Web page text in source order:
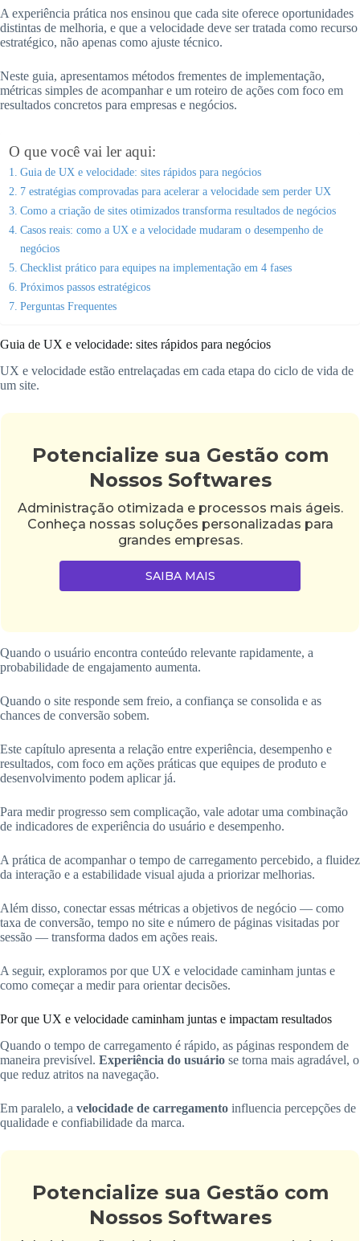
A experiência prática nos ensinou que cada site oferece oportunidades
distintas de melhoria, e que a velocidade deve ser tratada como recurso
estratégico, não apenas como ajuste técnico.
Neste guia, apresentamos métodos frementes de implementação,
métricas simples de acompanhar e um roteiro de ações com foco em
resultados concretos para empresas e negócios.
O que você vai ler aqui:
Guia de UX e velocidade: sites rápidos para negócios
7 estratégias comprovadas para acelerar a velocidade sem perder UX
Como a criação de sites otimizados transforma resultados de negócios
Casos reais: como a UX e a velocidade mudaram o desempenho de
negócios
Checklist prático para equipes na implementação em 4 fases
Próximos passos estratégicos
Perguntas Frequentes
Guia de UX e velocidade: sites rápidos para negócios
UX e velocidade estão entrelaçadas em cada etapa do ciclo de vida de
um site.
Potencialize sua Gestão com
Nossos Softwares
Administração otimizada e processos mais ágeis.
Conheça nossas soluções personalizadas para
grandes empresas.
SAIBA MAIS
Quando o usuário encontra conteúdo relevante rapidamente, a
probabilidade de engajamento aumenta.
Quando o site responde sem freio, a confiança se consolida e as
chances de conversão sobem.
Este capítulo apresenta a relação entre experiência, desempenho e
resultados, com foco em ações práticas que equipes de produto e
desenvolvimento podem aplicar já.
Para medir progresso sem complicação, vale adotar uma combinação
de indicadores de experiência do usuário e desempenho.
A prática de acompanhar o tempo de carregamento percebido, a fluidez
da interação e a estabilidade visual ajuda a priorizar melhorias.
Além disso, conectar essas métricas a objetivos de negócio — como
taxa de conversão, tempo no site e número de páginas visitadas por
sessão — transforma dados em ações reais.
A seguir, exploramos por que UX e velocidade caminham juntas e
como começar a medir para orientar decisões.
Por que UX e velocidade caminham juntas e impactam resultados
Quando o tempo de carregamento é rápido, as páginas respondem de
maneira previsível. Experiência do usuário se torna mais agradável, o
que reduz atritos na navegação.
Em paralelo, a velocidade de carregamento influencia percepções de
qualidade e confiabilidade da marca.
Potencialize sua Gestão com
Nossos Softwares